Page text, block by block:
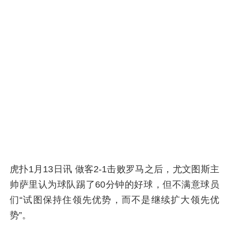
虎扑1月13日讯 做客2-1击败罗马之后，尤文图斯主
帅萨里认为球队踢了60分钟的好球，但不满意球员
们“试图保持住领先优势，而不是继续扩大领先优
势”。